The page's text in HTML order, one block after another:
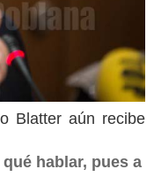
Blatter aún recibe
hablar, pues a